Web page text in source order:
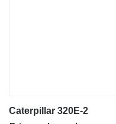
Caterpillar 320E-2